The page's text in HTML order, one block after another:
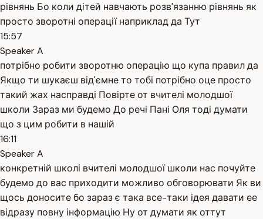
рівнянь Бо коли дітей навчають розв'язанню рівнянь як
просто зворотні операції наприклад да Тут
15:57
Speaker A
потрібно робити зворотню операцію що купа правил да
Якщо ти шукаєш від'ємне то тобі потрібно оце просто
такий жах насправді Повірте от вчителі молодшої
школи Зараз ми будемо До речі Пані Оля тоді думати
що з цим робити в нашій
16:11
Speaker A
конкретній школі вчителі молодшої школи нас почуйте
будемо до вас приходити можливо обговорювати Як ви
щось доносите бо зараз є така все-таки ідея давати ее
відразу повну інформацію Ну от думати як оттут